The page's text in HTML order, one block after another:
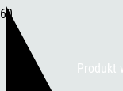
Produkt